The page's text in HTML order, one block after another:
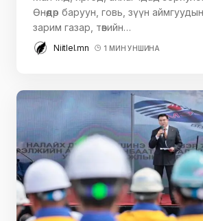
Өнөөдөр баруун, говь, зүүн
зарим газар, төвийн…
Niitlel.mn 1 МИН УНШИНА